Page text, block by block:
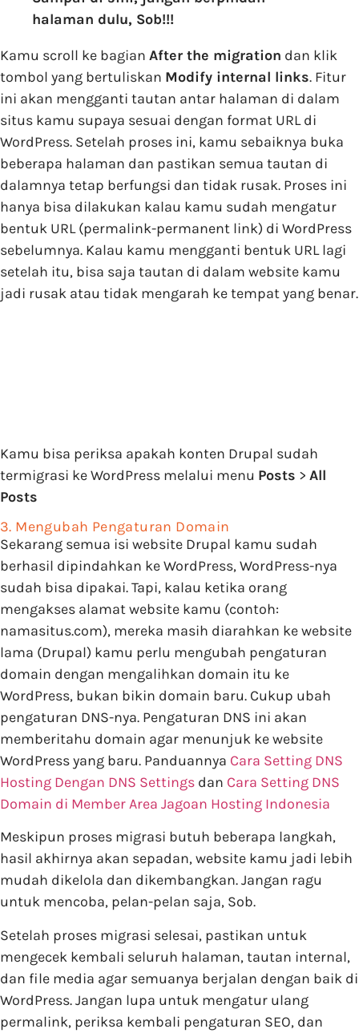
halaman dulu, Sob!!!
Kamu scroll ke bagian After the migration dan klik
tombol yang bertuliskan Modify internal links. Fitur
ini akan mengganti tautan antar halaman di dalam
situs kamu supaya sesuai dengan format URL di
WordPress. Setelah proses ini, kamu sebaiknya buka
beberapa halaman dan pastikan semua tautan di
dalamnya tetap berfungsi dan tidak rusak. Proses ini
hanya bisa dilakukan kalau kamu sudah mengatur
bentuk URL (permalink-permanent link) di WordPress
sebelumnya. Kalau kamu mengganti bentuk URL lagi
setelah itu, bisa saja tautan di dalam website kamu
jadi rusak atau tidak mengarah ke tempat yang benar.
Kamu bisa periksa apakah konten Drupal sudah
termigrasi ke WordPress melalui menu Posts > All
Posts
3. Mengubah Pengaturan Domain
Sekarang semua isi website Drupal kamu sudah
berhasil dipindahkan ke WordPress, WordPress-nya
sudah bisa dipakai. Tapi, kalau ketika orang
mengakses alamat website kamu (contoh:
namasitus.com), mereka masih diarahkan ke website
lama (Drupal) kamu perlu mengubah pengaturan
domain dengan mengalihkan domain itu ke
WordPress, bukan bikin domain baru. Cukup ubah
pengaturan DNS-nya. Pengaturan DNS ini akan
memberitahu domain agar menunjuk ke website
WordPress yang baru. Panduannya Cara Setting DNS
Hosting Dengan DNS Settings dan Cara Setting DNS
Domain di Member Area Jagoan Hosting Indonesia
Meskipun proses migrasi butuh beberapa langkah,
hasil akhirnya akan sepadan, website kamu jadi lebih
mudah dikelola dan dikembangkan. Jangan ragu
untuk mencoba, pelan-pelan saja, Sob.
Setelah proses migrasi selesai, pastikan untuk
mengecek kembali seluruh halaman, tautan internal,
dan file media agar semuanya berjalan dengan baik di
WordPress. Jangan lupa untuk mengatur ulang
permalink, periksa kembali pengaturan SEO, dan